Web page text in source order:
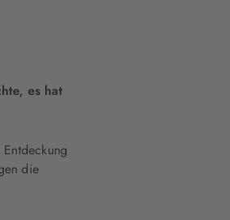
es hat
die